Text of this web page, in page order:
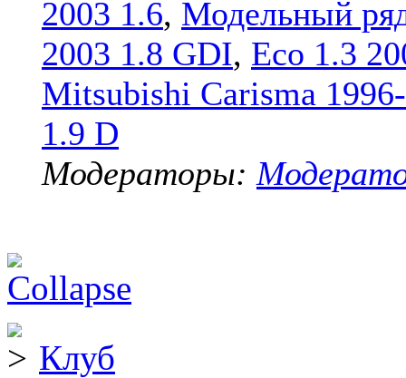
2003 1.6, Модельный
2003 1.8 GDI, Eco 1.3
Mitsubishi Carisma
1.9 D
Модераторы:
Клуб